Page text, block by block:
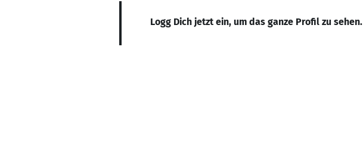
Logg Dich jetzt ein, um das ganze Profil zu sehen.